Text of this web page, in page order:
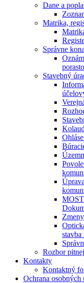
Dane a
Matrika,
Správne
Stavebný
Rozbor
Kontakty
Kontaktný
Ochrana osobných